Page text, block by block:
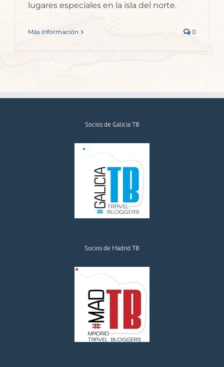
lugares especiales en la isla del norte.
Más información 0
Socios de Galicia TB
Socios de Madrid TB